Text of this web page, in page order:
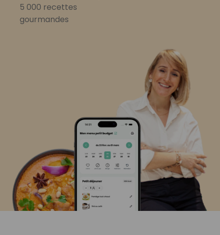
5 000 recettes
gourmandes